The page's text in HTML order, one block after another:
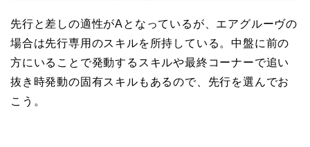
先行と差しの適性がAとなっているが、エアグルーヴの
場合は先行専用のスキルを所持している。中盤に前の
方にいることで発動するスキルや最終コーナーで追い
抜き時発動の固有スキルもあるので、先行を選んでお
こう。